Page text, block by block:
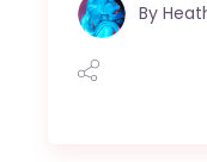
By